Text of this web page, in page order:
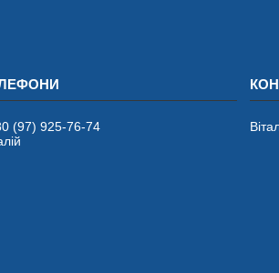
(97) 925-76-74